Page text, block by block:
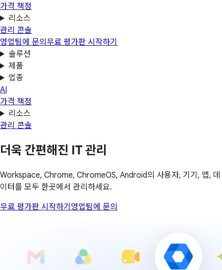
가격 책정
리소스
관리 콘솔
영업팀에 문의 무료 평가판 시작하기
솔루션
제품
업종
AI
가격 책정
리소스
관리 콘솔
더욱 간편해진 IT 관리
Workspace, Chrome, ChromeOS, Android의 사용자, 기기, 앱, 데
이터를 모두 한곳에서 관리하세요.
무료 평가판 시작하기 영업팀에 문의